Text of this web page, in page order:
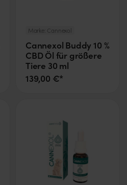
Marke: Cannexol
Cannexol Buddy 10 %
CBD Öl für größere
Tiere 30 ml
139,00 €*